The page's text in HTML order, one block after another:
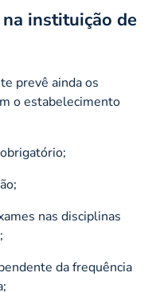
instituição de
prevê ainda os
o estabelecimento
nas disciplinas
da frequência